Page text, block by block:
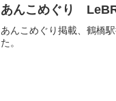
あんこめぐり
あんこめぐり掲載、鶴橋
た。